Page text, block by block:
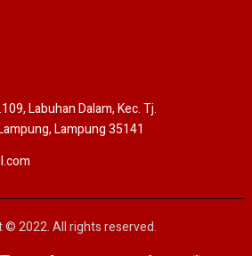
Labuhan Dalam, Kec. Tj.
Lampung 35141
© 2022. All rights reserved.